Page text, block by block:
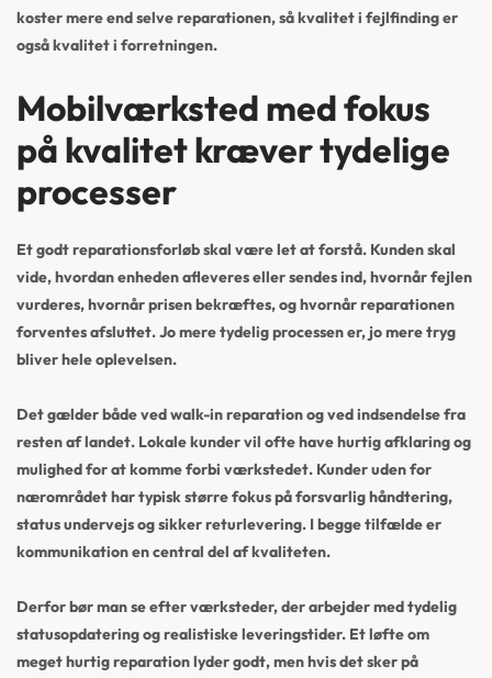
koster mere end selve reparationen, så kvalitet i fejlfinding er
også kvalitet i forretningen.
Mobilværksted med fokus
på kvalitet kræver tydelige
processer
Et godt reparationsforløb skal være let at forstå. Kunden skal
vide, hvordan enheden afleveres eller sendes ind, hvornår fejlen
vurderes, hvornår prisen bekræftes, og hvornår reparationen
forventes afsluttet. Jo mere tydelig processen er, jo mere tryg
bliver hele oplevelsen.
Det gælder både ved walk-in reparation og ved indsendelse fra
resten af landet. Lokale kunder vil ofte have hurtig afklaring og
mulighed for at komme forbi værkstedet. Kunder uden for
nærområdet har typisk større fokus på forsvarlig håndtering,
status undervejs og sikker returlevering. I begge tilfælde er
kommunikation en central del af kvaliteten.
Derfor bør man se efter værksteder, der arbejder med tydelig
statusopdatering og realistiske leveringstider. Et løfte om
meget hurtig reparation lyder godt, men hvis det sker på